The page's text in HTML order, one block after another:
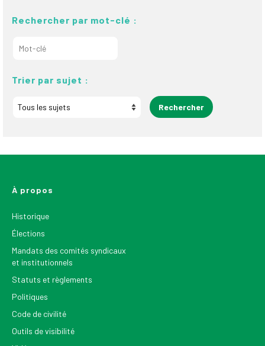
Rechercher par mot-clé :
Trier par sujet :
À propos
Historique
Élections
Mandats des comités syndicaux
et institutionnels
Statuts et règlements
Politiques
Code de civilité
Outils de visibilité